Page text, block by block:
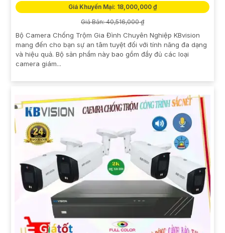
Giá Khuyến Mại: 18,000,000 ₫
Giá Bán: 40,516,000 ₫
Bộ Camera Chống Trộm Gia Đình Chuyên Nghiệp KBvision
mang đến cho bạn sự an tâm tuyệt đối với tính năng đa dạng
và hiệu quả. Bộ sản phẩm này bao gồm đầy đủ các loại
camera giám...